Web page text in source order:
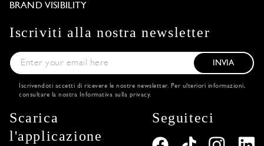
BRAND VISIBILITY
Iscriviti alla nostra newsletter
INVIA
Iscrivendoti accetti di ricevere le nostre newsletter. Per ulteriori informazioni,
consultare la nostra
Informativa sulla privacy.
Scarica
l'applicazione
Seguiteci